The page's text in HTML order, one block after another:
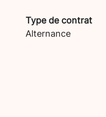
Type de contrat
Alternance